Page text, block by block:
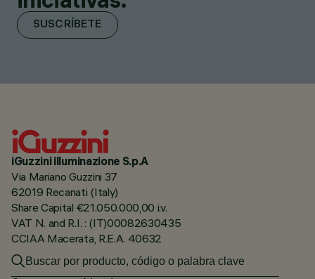
SUSCRÍBETE
iGuzzini illuminazione S.p.A
Via Mariano Guzzini 37
62019 Recanati (Italy)
Share Capital €21.050.000,00 i.v.
VAT N. and R.I. : (IT)00082630435
CCIAA Macerata, R.E.A. 40632